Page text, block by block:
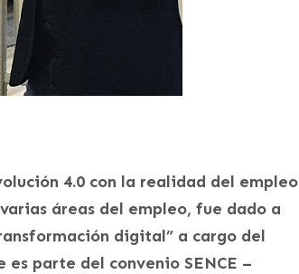
4.0 con la realidad del empleo
áreas del empleo, fue dado a
digital” a cargo del
parte del convenio SENCE –